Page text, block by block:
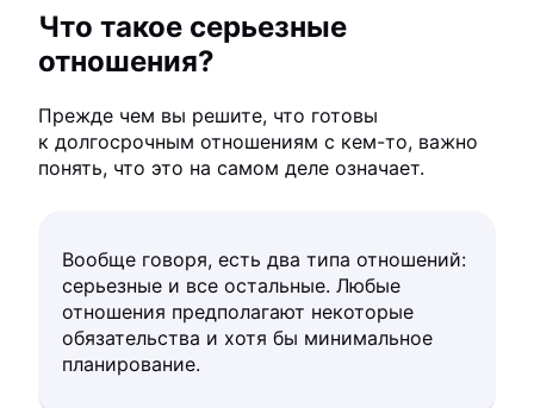
Что такое серьезные
отношения?
Прежде чем вы решите, что готовы
к долгосрочным отношениям с кем-то, важно
понять, что это на самом деле означает.
Вообще говоря, есть два типа отношений:
серьезные и все остальные. Любые
отношения предполагают некоторые
обязательства и хотя бы минимальное
планирование.